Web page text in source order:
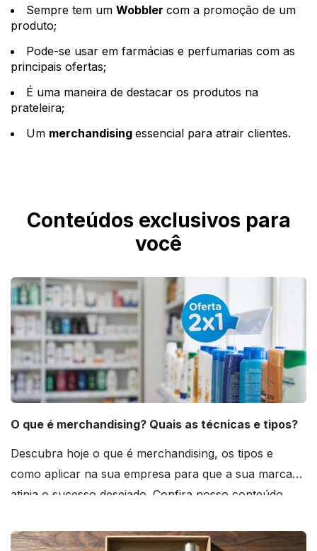
Sempre tem um Wobbler com a promoção de um
produto;
Pode-se usar em farmácias e perfumarias com as
principais ofertas;
É uma maneira de destacar os produtos na
prateleira;
Um merchandising essencial para atrair clientes.
Conteúdos exclusivos para
você
O que é merchandising? Quais as técnicas e tipos?
Descubra hoje o que é merchandising, os tipos e
como aplicar na sua empresa para que a sua marca
atinja o sucesso desejado. Confira nosso conteúdo